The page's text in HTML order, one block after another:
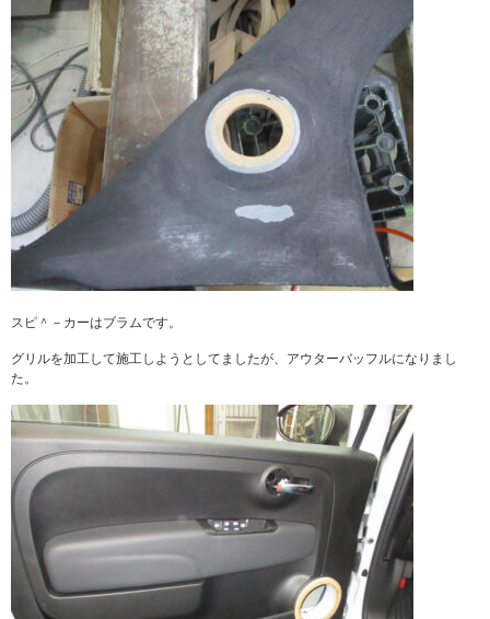
スピ＾－カーはブラムです。
グリルを加工して施工しようとしてましたが、アウターバッフルになりまし
た。